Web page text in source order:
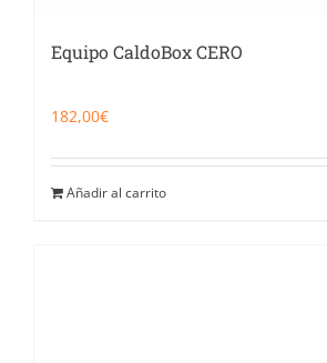
Equipo CaldoBox CERO
182,00€
Añadir al carrito